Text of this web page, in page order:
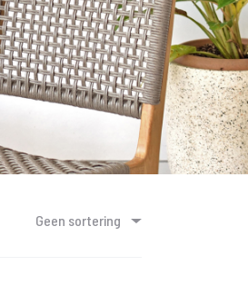
Geen sortering